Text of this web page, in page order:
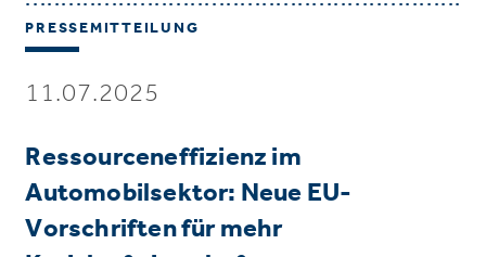
PRESSEMITTEILUNG
11.07.2025
Ressourceneffizienz im
Automobilsektor: Neue EU-
Vorschriften für mehr